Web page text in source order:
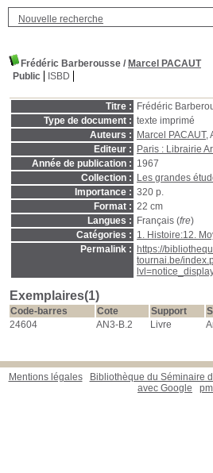
Nouvelle recherche
Frédéric Barberousse / Marcel PACAUT
Public
ISBD
Titre :
Frédéric
Type de document : texte imprimé
Auteurs :
Marcel PACAUT,
Editeur :
Paris : Librairie
Année de publication : 1967
Collection :
Les grandes
Importance : 320 p.
Format : 22 cm
Langues :
Français (fre)
Catégories : 1. Histoire:12.
Permalink :
https://
tournai.be/
Exemplaires(1)
Code-barres Cote Support
24604
AN3-B.2 Livre
Mentions légales Bibliothèque du Séminaire
avec Google